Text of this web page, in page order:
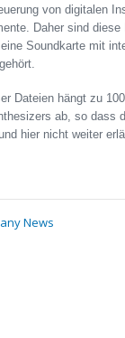
von digitalen
Daher sind
Soundkarte mit
Dateien hängt zu
ab, so dass
hier nicht weiter
News